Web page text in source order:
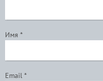
Имя *
Email *